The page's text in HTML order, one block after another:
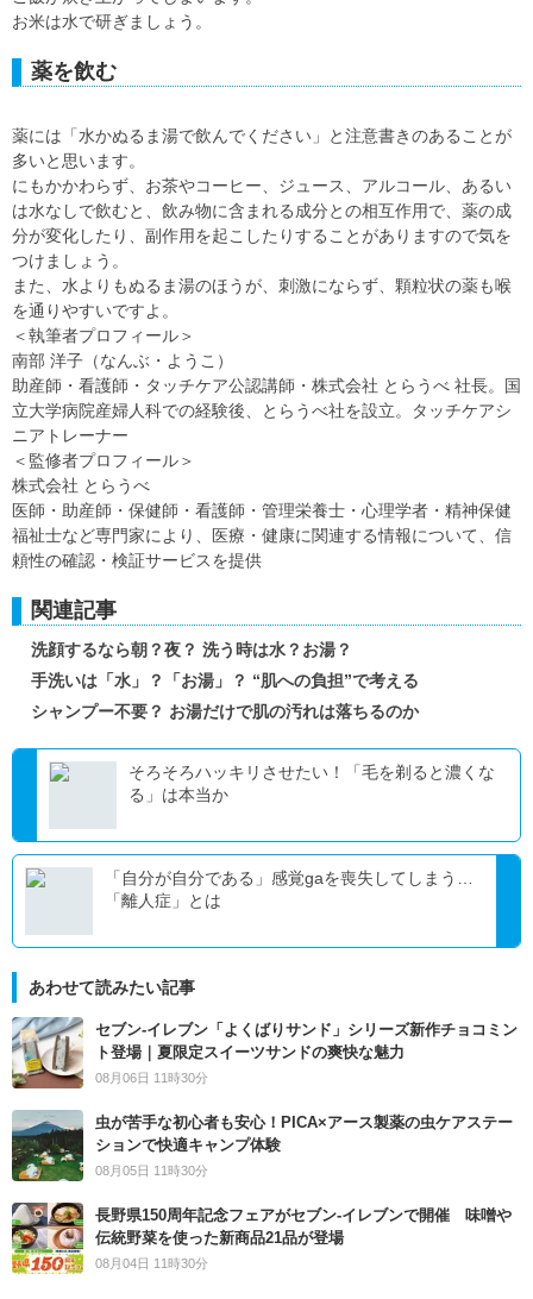
お米は水で研ぎましょう。
薬を飲む
薬には「水かぬるま湯で飲んでください」と注意書きのあることが
多いと思います。
にもかかわらず、お茶やコーヒー、ジュース、アルコール、あるい
は水なしで飲むと、飲み物に含まれる成分との相互作用で、薬の成
分が変化したり、副作用を起こしたりすることがありますので気を
つけましょう。
また、水よりもぬるま湯のほうが、刺激にならず、顆粒状の薬も喉
を通りやすいですよ。
＜執筆者プロフィール＞
南部 洋子（なんぶ・ようこ）
助産師・看護師・タッチケア公認講師・株式会社 とらうべ 社長。国
立大学病院産婦人科での経験後、とらうべ社を設立。タッチケアシ
ニアトレーナー
＜監修者プロフィール＞
株式会社 とらうべ
医師・助産師・保健師・看護師・管理栄養士・心理学者・精神保健
福祉士など専門家により、医療・健康に関連する情報について、信
頼性の確認・検証サービスを提供
関連記事
洗顔するなら朝？夜？ 洗う時は水？お湯？
手洗いは「水」？「お湯」？ “肌への負担”で考える
シャンプー不要？ お湯だけで肌の汚れは落ちるのか
そろそろハッキリさせたい！「毛を剃ると濃くな
る」は本当か
「自分が自分である」感覚gaを喪失してしまう…
「離人症」とは
あわせて読みたい記事
セブン‐イレブン「よくばりサンド」シリーズ新作チョコミン
ト登場｜夏限定スイーツサンドの爽快な魅力
08月06日 11時30分
虫が苦手な初心者も安心！PICA×アース製薬の虫ケアステー
ションで快適キャンプ体験
08月05日 11時30分
長野県150周年記念フェアがセブン-イレブンで開催 味噌や
伝統野菜を使った新商品21品が登場
08月04日 11時30分